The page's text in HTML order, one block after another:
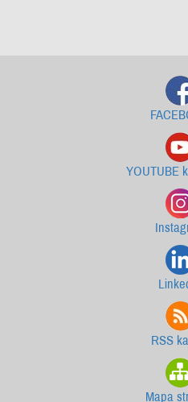
YOUTUBE
RSS
Mapa